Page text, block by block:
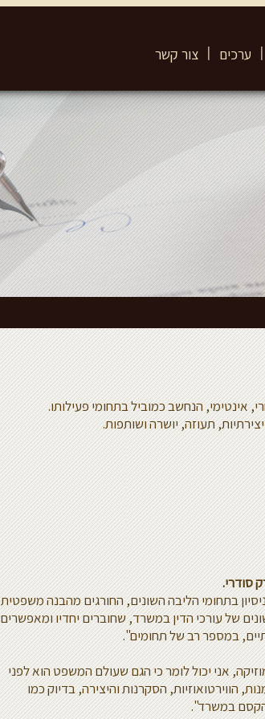
ערכים צור קשר
אינטימי, הנחשב כמוביל בתחומי פעילותו.
תעוזה, יושרה ושותפות.
סודרי.
בתחומי הליבה השונים, החורגים מהבנה משפטית
של עורכי הדין במשרד, שחוברים יחדיו ומאפשרים
במספר רב של תחומים".
אני יכול לומר כי הגם שעולם המשפט הוא לפני
הווירטואוזיות, הסקרנות והיצירה, בדיוק כמו
הקסם במשרד".